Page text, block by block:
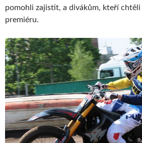
pomohli zajistit, a divákům, kteří
premiéru.